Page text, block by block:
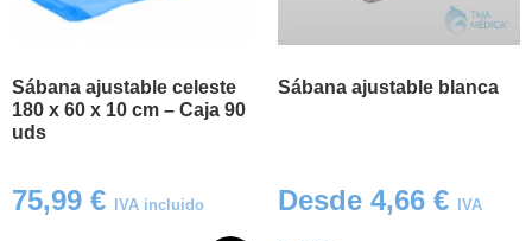
Sábana ajustable celeste
180 x 60 x 10 cm – Caja 90
uds
75,99 € IVA incluido
Sábana ajustable blanca
Desde 4,66 € IVA